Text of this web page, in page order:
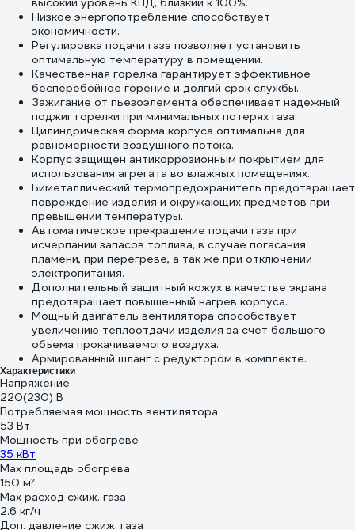
Низкое энергопотребление способствует
экономичности.
Регулировка подачи газа позволяет установить
оптимальную температуру в помещении.
Качественная горелка гарантирует эффективное
бесперебойное горение и долгий срок службы.
Зажигание от пьезоэлемента обеспечивает надежный
поджиг горелки при минимальных потерях газа.
Цилиндрическая форма корпуса оптимальна для
равномерности воздушного потока.
Корпус защищен антикоррозионным покрытием для
использования агрегата во влажных помещениях.
Биметаллический термопредохранитель предотвращает
повреждение изделия и окружающих предметов при
превышении температуры.
Автоматическое прекращение подачи газа при
исчерпании запасов топлива, в случае погасания
пламени, при перегреве, а так же при отключении
электропитания.
Дополнительный защитный кожух в качестве экрана
предотвращает повышенный нагрев корпуса.
Мощный двигатель вентилятора способствует
увеличению теплоотдачи изделия за счет большого
объема прокачиваемого воздуха.
Армированный шланг с редуктором в комплекте.
Характеристики
Напряжение
220(230) В
Потребляемая мощность вентилятора
53 Вт
Мощность при обогреве
35 кВт
Max площадь обогрева
150 м²
Max расход сжиж. газа
2.6 кг/ч
Доп. давление сжиж. газа